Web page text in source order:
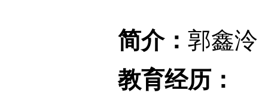
简介：郭鑫泠
教育经历：